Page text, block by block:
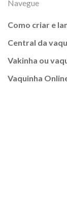
Navegue
Como criar e
Central da
Vakinha ou
Vaquinha